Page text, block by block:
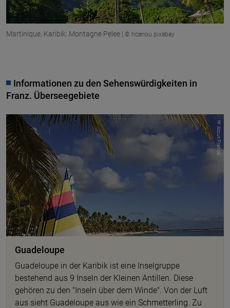
Martinique, Karibik: Montagne Pelee | © hcariou pixabay
Informationen zu den Sehenswürdigkeiten in
Franz. Überseegebiete
© Atout France
Guadeloupe
Guadeloupe in der Karibik ist eine Inselgruppe
bestehend aus 9 Inseln der Kleinen Antillen. Diese
gehören zu den "Inseln über dem Winde". Von der Luft
aus sieht Guadeloupe aus wie ein Schmetterling. Zu